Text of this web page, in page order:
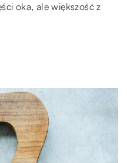
oka, ale większość z